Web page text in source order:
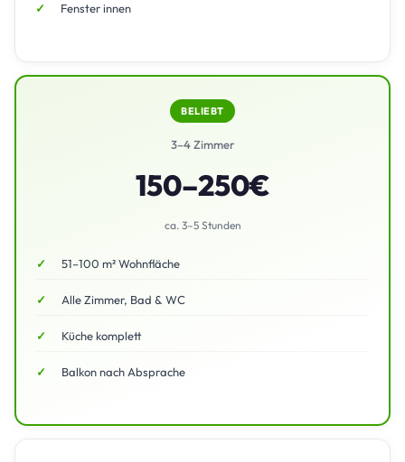
Fenster innen
BELIEBT
3–4 Zimmer
150–250€
ca. 3–5 Stunden
51–100 m² Wohnfläche
Alle Zimmer, Bad & WC
Küche komplett
Balkon nach Absprache